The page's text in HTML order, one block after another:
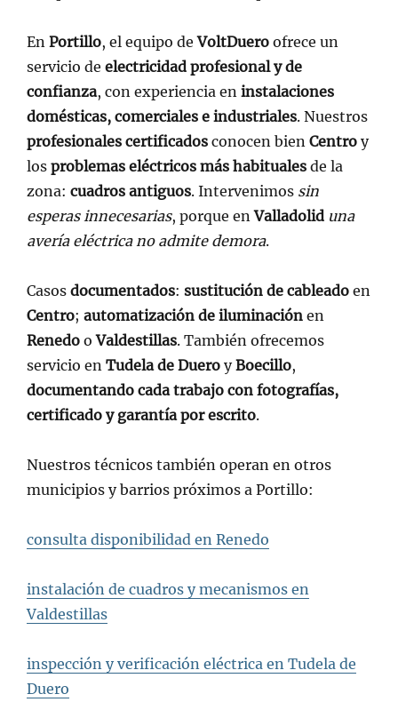
En Portillo, el equipo deVoltDuero ofrece un
servicio de electricidad profesional y de
confianza, con experiencia en instalaciones
domésticas, comerciales e industriales. Nuestros
profesionales certificados conocen bien Centro y
los problemas eléctricos más habituales de la
zona: cuadros antiguos. Intervenimos sin
esperas innecesarias, porque enValladolid una
avería eléctrica no admite demora.
Casos documentados: sustitución de cableado en
Centro; automatización de iluminación en
Renedo oValdestillas. También ofrecemos
servicio en Tudela de Duero yBoecillo,
documentando cada trabajo con fotografías,
certificado y garantía por escrito.
Nuestros técnicos también operan en otros
municipios y barrios próximos a Portillo:
consulta disponibilidad en Renedo
instalación de cuadros y mecanismos en
Valdestillas
inspección y verificación eléctrica en Tudela de
Duero